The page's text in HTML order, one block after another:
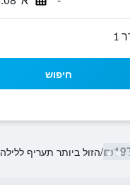
חיפוש
/הזול ביותר תעריף ללילה